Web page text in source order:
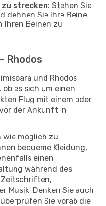
zu strecken: Stehen Sie
dehnen Sie Ihre Beine,
Ihren Beinen zu
Rhodos
und Rhodos
es sich um einen
Flug mit einem oder
der Ankunft in
wie möglich zu
bequeme Kleidung,
einen
während des
Zeitschriften,
Musik. Denken Sie auch
Sie vorab die